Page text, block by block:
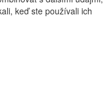
keď ste používali ich